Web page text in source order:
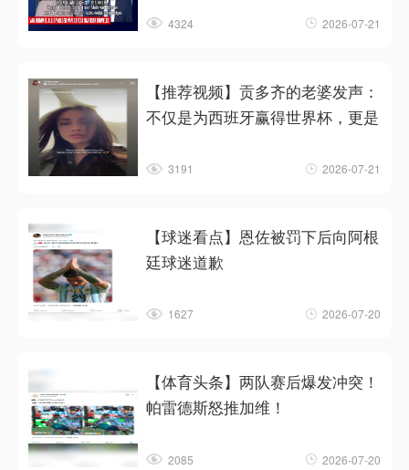
4324 2026-07-21
【推荐视频】贡多齐的老婆发声：
不仅是为西班牙赢得世界杯，更是
3191 2026-07-21
【球迷看点】恩佐被罚下后向阿根
廷球迷道歉
1627 2026-07-20
【体育头条】两队赛后爆发冲突！
帕雷德斯怒推加维！
2085 2026-07-20